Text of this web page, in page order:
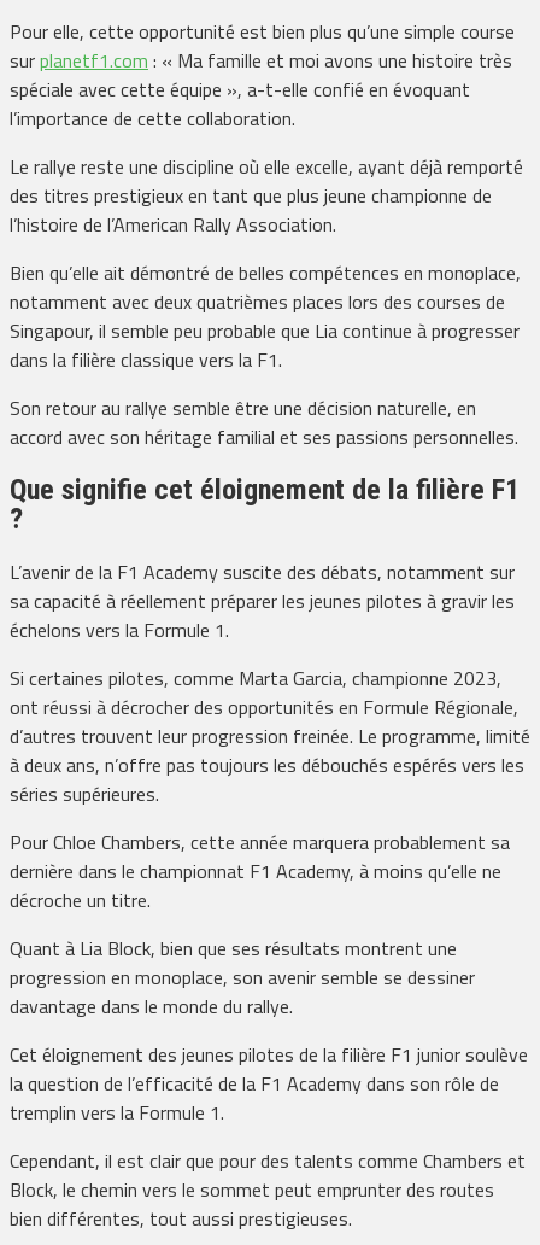
Pour elle, cette opportunité est bien plus qu’une simple course
surplanetf1.com : « Ma famille et moi avons une histoire très
spéciale avec cette équipe », a-t-elle confié en évoquant
l’importance de cette collaboration.
Le rallye reste une discipline où elle excelle, ayant déjà remporté
des titres prestigieux en tant que plus jeune championne de
l’histoire de l’American Rally Association.
Bien qu’elle ait démontré de belles compétences en monoplace,
notamment avec deux quatrièmes places lors des courses de
Singapour, il semble peu probable que Lia continue à progresser
dans la filière classique vers la F1.
Son retour au rallye semble être une décision naturelle, en
accord avec son héritage familial et ses passions personnelles.
Que signifie cet éloignement de la filière F1
?
L’avenir de la F1 Academy suscite des débats, notamment sur
sa capacité à réellement préparer les jeunes pilotes à gravir les
échelons vers la Formule 1.
Si certaines pilotes, comme Marta Garcia, championne 2023,
ont réussi à décrocher des opportunités en Formule Régionale,
d’autres trouvent leur progression freinée. Le programme, limité
à deux ans, n’offre pas toujours les débouchés espérés vers les
séries supérieures.
Pour Chloe Chambers, cette année marquera probablement sa
dernière dans le championnat F1 Academy, à moins qu’elle ne
décroche un titre.
Quant à Lia Block, bien que ses résultats montrent une
progression en monoplace, son avenir semble se dessiner
davantage dans le monde du rallye.
Cet éloignement des jeunes pilotes de la filière F1 junior soulève
la question de l’efficacité de la F1 Academy dans son rôle de
tremplin vers la Formule 1.
Cependant, il est clair que pour des talents comme Chambers et
Block, le chemin vers le sommet peut emprunter des routes
bien différentes, tout aussi prestigieuses.